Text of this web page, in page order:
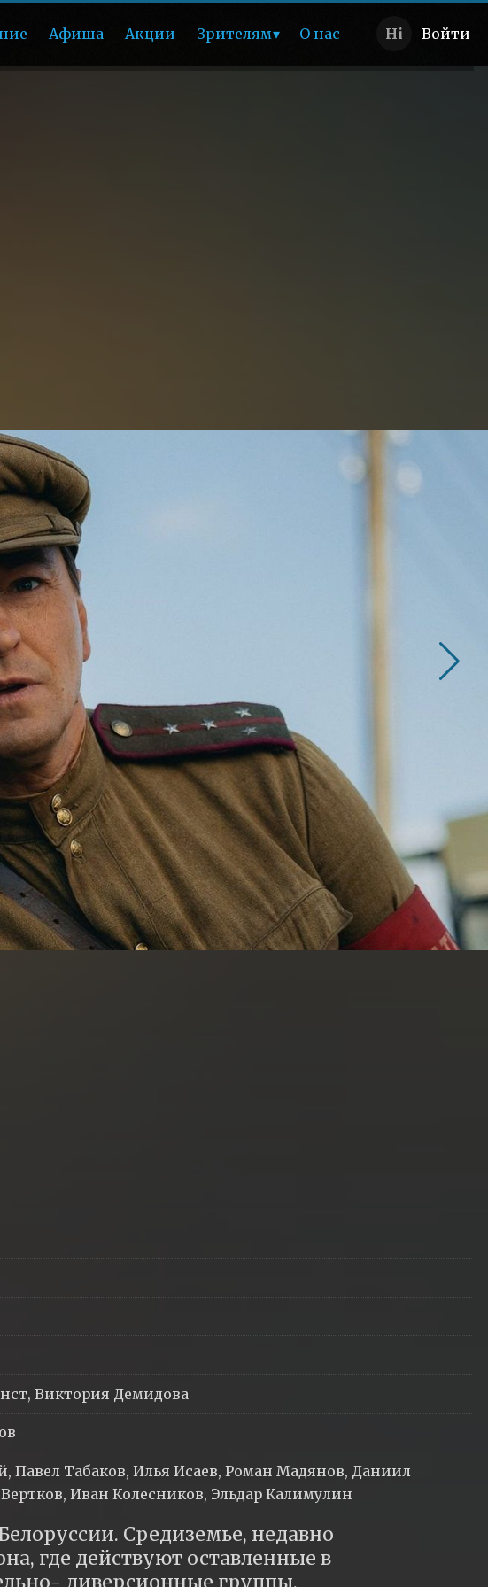
Афиша Акции Зрителям О нас Войти
Виктория Демидова
Павел Табаков, Илья Исаев, Роман Мадянов, Даниил
Иван Колесников, Эльдар Калимулин
Средиземье, недавно
где действуют оставленные в